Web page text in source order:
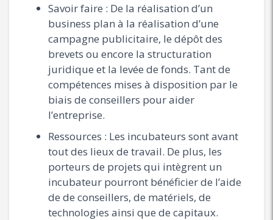
Savoir faire : De la réalisation d’un
business plan à la réalisation d’une
campagne publicitaire, le dépôt des
brevets ou encore la structuration
juridique et la levée de fonds. Tant de
compétences mises à disposition par le
biais de conseillers pour aider
l’entreprise.
Ressources : Les incubateurs sont avant
tout des lieux de travail. De plus, les
porteurs de projets qui intègrent un
incubateur pourront bénéficier de l’aide
de de conseillers, de matériels, de
technologies ainsi que de capitaux.